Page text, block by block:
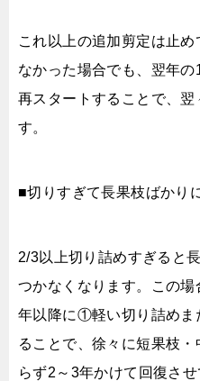
これ以上の追加剪定は止
なかった場合でも、翌年
再スタートすることで、翌
す。
■切りすぎて長果枝ばかり
2/3以上切り詰めすぎると
つかなくなります。この
年以降に①軽い切り詰め
ることで、徐々に短果枝
らず2～3年かけて回復させ